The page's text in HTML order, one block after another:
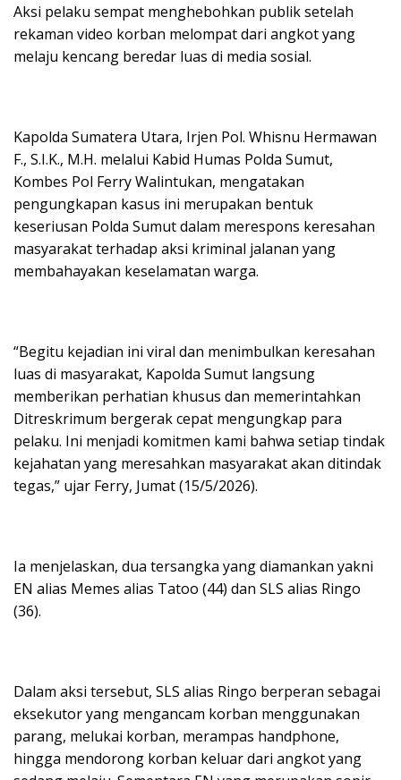
Aksi pelaku sempat menghebohkan publik setelah
rekaman video korban melompat dari angkot yang
melaju kencang beredar luas di media sosial.
Kapolda Sumatera Utara, Irjen Pol. Whisnu Hermawan
F., S.I.K., M.H. melalui Kabid Humas Polda Sumut,
Kombes Pol Ferry Walintukan, mengatakan
pengungkapan kasus ini merupakan bentuk
keseriusan Polda Sumut dalam merespons keresahan
masyarakat terhadap aksi kriminal jalanan yang
membahayakan keselamatan warga.
“Begitu kejadian ini viral dan menimbulkan keresahan
luas di masyarakat, Kapolda Sumut langsung
memberikan perhatian khusus dan memerintahkan
Ditreskrimum bergerak cepat mengungkap para
pelaku. Ini menjadi komitmen kami bahwa setiap tindak
kejahatan yang meresahkan masyarakat akan ditindak
tegas,” ujar Ferry, Jumat (15/5/2026).
Ia menjelaskan, dua tersangka yang diamankan yakni
EN alias Memes alias Tatoo (44) dan SLS alias Ringo
(36).
Dalam aksi tersebut, SLS alias Ringo berperan sebagai
eksekutor yang mengancam korban menggunakan
parang, melukai korban, merampas handphone,
hingga mendorong korban keluar dari angkot yang